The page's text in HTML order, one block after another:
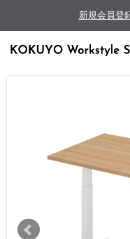
新規会員登